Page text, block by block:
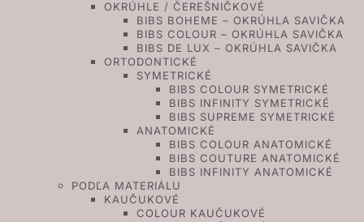
OKRÚHLE / ČEREŠNIČKOVÉ
BIBS BOHEME – OKRÚHLA SAVIČKA
BIBS COLOUR – OKRÚHLA SAVIČKA
BIBS DE LUX – OKRÚHLA SAVIČKA
ORTODONTICKÉ
SYMETRICKÉ
BIBS COLOUR SYMETRICKÉ
BIBS INFINITY SYMETRICKÉ
BIBS SUPREME SYMETRICKÉ
ANATOMICKÉ
BIBS COLOUR ANATOMICKÉ
BIBS COUTURE ANATOMICKÉ
BIBS INFINITY ANATOMICKÉ
PODĽA MATERIÁLU
KAUČUKOVÉ
COLOUR KAUČUKOVÉ